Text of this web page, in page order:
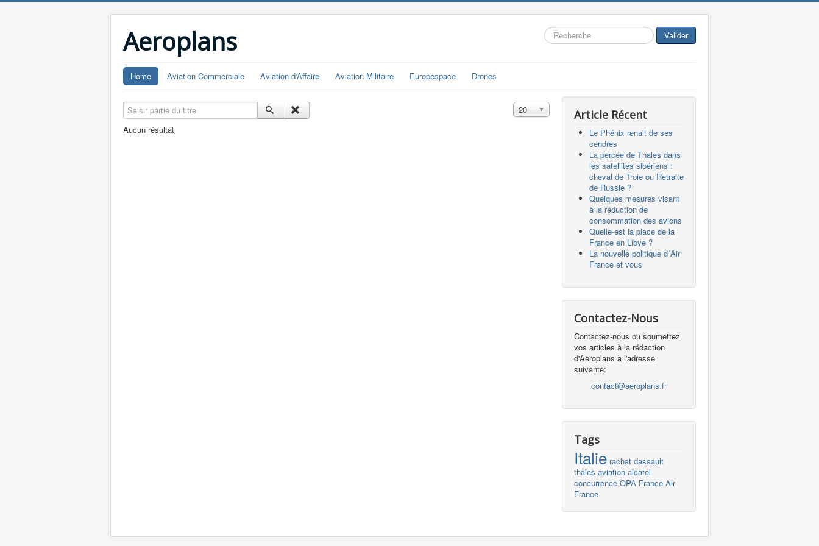
Aeroplans Rechercher Valider
Home Aviation Commerciale Aviation d'Affaire Aviation Militaire Europespace Drones
Saisir partie du titre Affichage #
20
Aucun résultat
Article Récent
Le Phénix renait de ses
cendres
La percée de Thales dans
les satellites sibériens :
cheval de Troie ou Retraite
de Russie ?
Quelques mesures visant
à la réduction de
consommation des avions
Quelle-est la place de la
France en Libye ?
La nouvelle politique d´Air
France et vous
Contactez-Nous
Contactez-nous ou soumettez
vos articles à la rédaction
d'Aeroplans à l'adresse
suivante:
contact@aeroplans.fr
Tags
Italie rachat dassault
thales aviation alcatel
concurrence OPA France Air
France